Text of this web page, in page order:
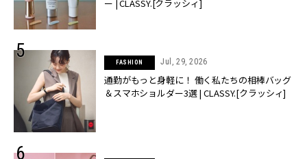
ー | CLASSY.[クラッシィ]
FASHION Jul, 29, 2026
通勤がもっと身軽に！ 働く私たちの相棒バッグ
＆スマホショルダー3選 | CLASSY.[クラッシィ]